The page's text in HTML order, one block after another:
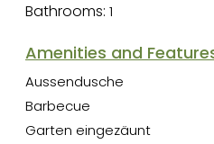
Bathrooms: 1
Amenities and
Aussendusche
Barbecue
Garten eingezäunt